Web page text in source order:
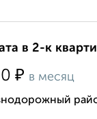
в 2-к
₽ в месяц